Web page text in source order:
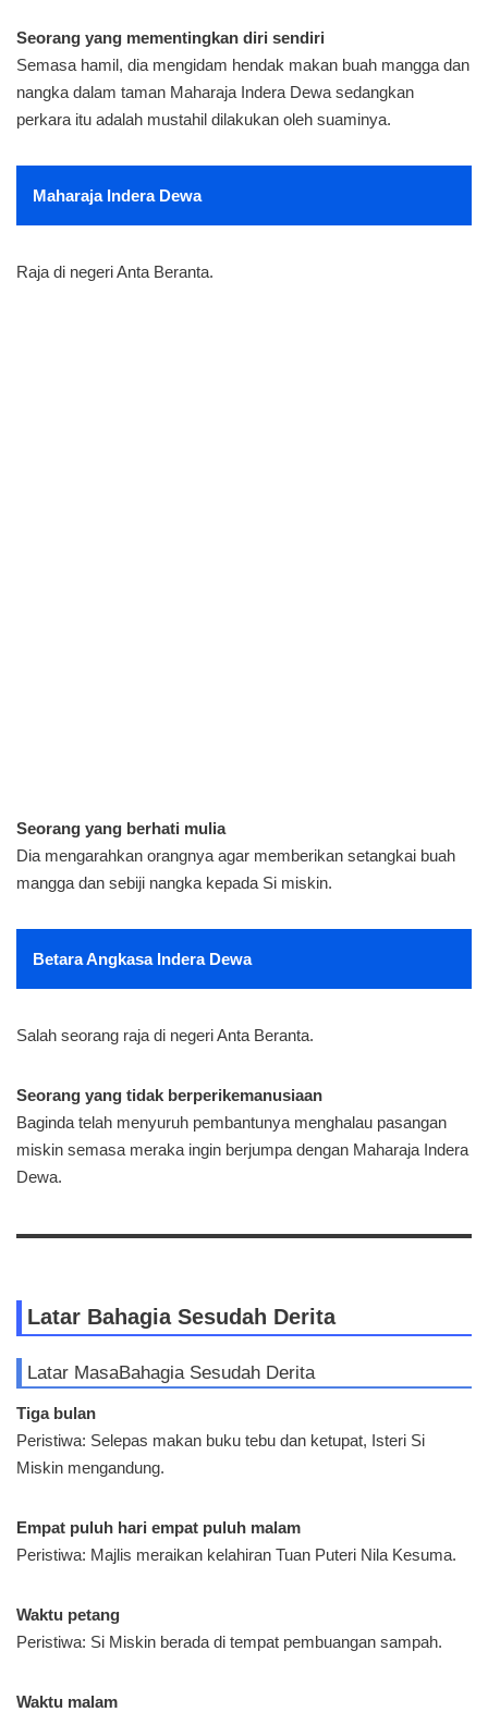
Seorang yang mementingkan diri sendiri
Semasa hamil, dia mengidam hendak makan buah mangga dan
nangka dalam taman Maharaja Indera Dewa sedangkan
perkara itu adalah mustahil dilakukan oleh suaminya.
Maharaja Indera Dewa
Raja di negeri Anta Beranta.
Seorang yang berhati mulia
Dia mengarahkan orangnya agar memberikan setangkai buah
mangga dan sebiji nangka kepada Si miskin.
Betara Angkasa Indera Dewa
Salah seorang raja di negeri Anta Beranta.
Seorang yang tidak berperikemanusiaan
Baginda telah menyuruh pembantunya menghalau pasangan
miskin semasa meraka ingin berjumpa dengan Maharaja Indera
Dewa.
Latar Bahagia Sesudah Derita
Latar MasaBahagia Sesudah Derita
Tiga bulan
Peristiwa: Selepas makan buku tebu dan ketupat, Isteri Si
Miskin mengandung.
Empat puluh hari empat puluh malam
Peristiwa: Majlis meraikan kelahiran Tuan Puteri Nila Kesuma.
Waktu petang
Peristiwa: Si Miskin berada di tempat pembuangan sampah.
Waktu malam